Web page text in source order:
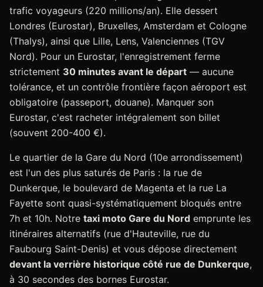
trafic voyageurs (220 millions/an). Elle dessert
Londres (Eurostar), Bruxelles, Amsterdam et Cologne
(Thalys), ainsi que Lille, Lens, Valenciennes (TGV
Nord). Pour un Eurostar, l'enregistrement ferme
strictement 30 minutes avant le départ — aucune
tolérance, et un contrôle frontière façon aéroport est
obligatoire (passeport, douane). Manquer son
Eurostar, c'est racheter intégralement son billet
(souvent 200-400 €).
Le quartier de la Gare du Nord (10e arrondissement)
est l'un des plus saturés de Paris : la rue de
Dunkerque, le boulevard de Magenta et la rue La
Fayette sont quasi-systématiquement bloqués entre
7h et 10h. Notre taxi moto Gare du Nord emprunte les
itinéraires alternatifs (rue d'Hauteville, rue du
Faubourg Saint-Denis) et vous dépose directement
devant la verrière historique côté rue de Dunkerque,
à 30 secondes des bornes Eurostar.